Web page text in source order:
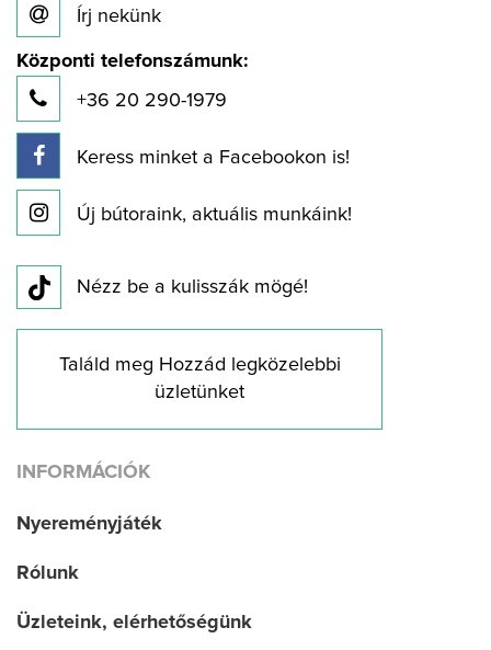
Írj nekünk
Központi telefonszámunk:
+36 20 290-1979
Keress minket a Facebookon is!
Új bútoraink, aktuális munkáink!
Nézz be a kulisszák mögé!
Találd meg Hozzád legközelebbi
üzletünket
INFORMÁCIÓK
Nyereményjáték
Rólunk
Üzleteink, elérhetőségünk